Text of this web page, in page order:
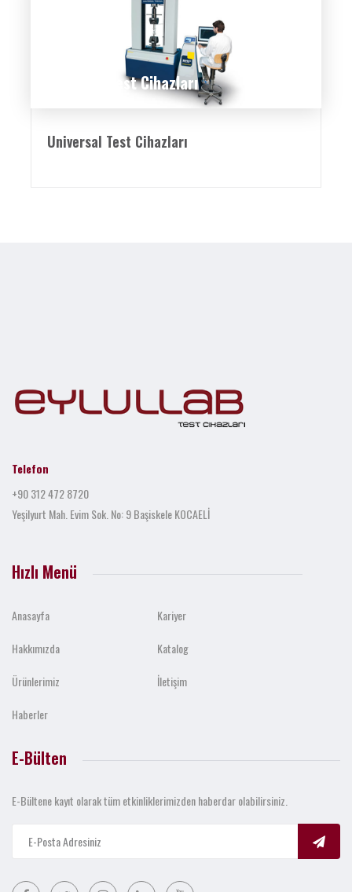
Universal Test Cihazları
Universal Test Cihazları
Telefon
+90 312 472 8720
Yeşilyurt Mah. Evim Sok. No: 9 Başiskele KOCAELİ
Hızlı Menü
Anasayfa
Hakkımızda
Ürünlerimiz
Haberler
Kariyer
Katalog
İletişim
E-Bülten
E-Bültene kayıt olarak tüm etkinliklerimizden haberdar olabilirsiniz.